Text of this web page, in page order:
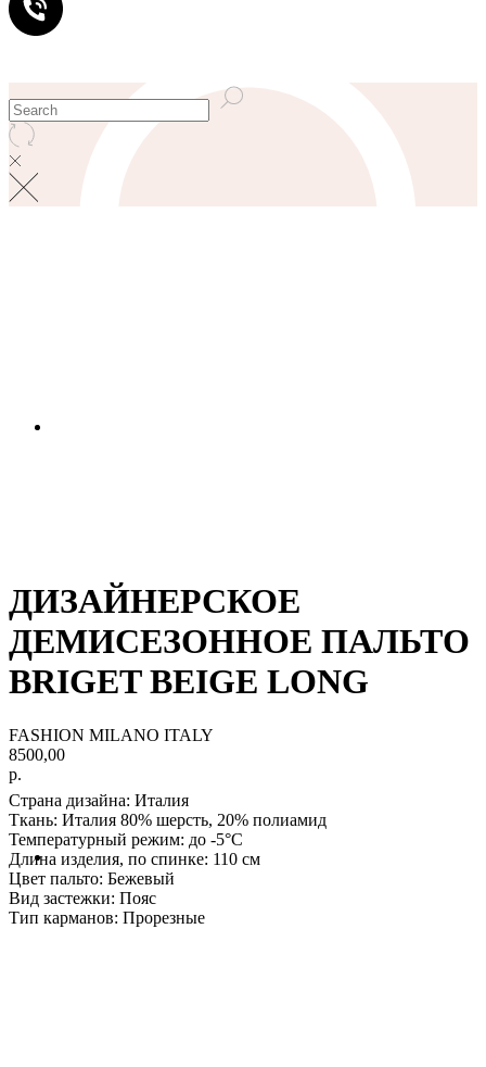
ДИЗАЙНЕРСКОЕ
ДЕМИСЕЗОННОЕ ПАЛЬТО
BRIGET BEIGE LONG
FASHION MILANO ITALY
8500,00
р.
Страна дизайна: Италия
Ткань: Италия 80% шерсть, 20% полиамид
Температурный режим: до -5°С
Длина изделия, по спинке: 110 см
Цвет пальто: Бежевый
Вид застежки: Пояс
Тип карманов: Прорезные